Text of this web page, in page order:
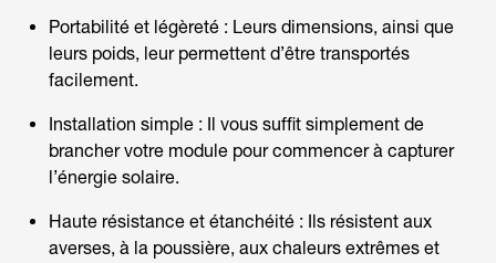
Portabilité et légèreté : Leurs dimensions, ainsi que
leurs poids, leur permettent d’être transportés
facilement.
Installation simple : Il vous suffit simplement de
brancher votre module pour commencer à capturer
l’énergie solaire.
Haute résistance et étanchéité : Ils résistent aux
averses, à la poussière, aux chaleurs extrêmes et